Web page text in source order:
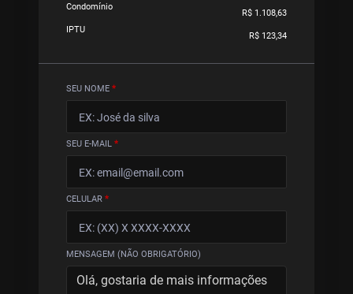
Condomínio
R$ 1.108,63
IPTU
R$ 123,34
SEU NOME *
SEU E-MAIL *
CELULAR *
MENSAGEM (NÃO OBRIGATÓRIO)